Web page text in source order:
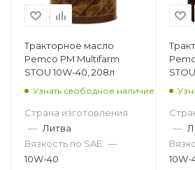
Тракторное масло
Pemco PM Multifarm
STOU 10W-40, 208л
Узнать свободное наличие
Страна изготовления
— Литва
Вязкость по SAE —
10W-40
—
10W-